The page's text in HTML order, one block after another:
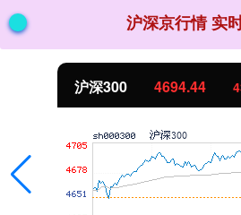
沪深京行情 实
沪深300 4694.44